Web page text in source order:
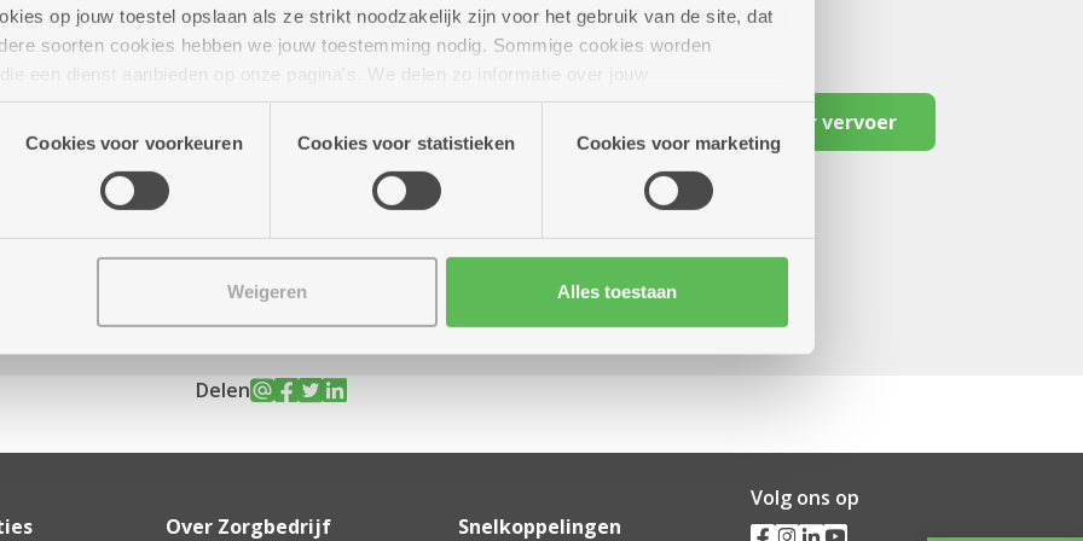
op jouw toestel opslaan als ze strikt noodzakelijk zijn voor het gebruik van de site, dat
soorten cookies hebben we jouw toestemming nodig. Sommige cookies worden
een dienst aanbieden op onze pagina's. We delen zo informatie over jouw
onze site voor social media, advertenties en analyse. Deze partners kunnen deze gegevens
die je aan hen verstrekte.
Cookies voor voorkeuren Cookies voor statistieken Cookies voor marketing
Weigeren Alles toestaan
Reserveer vervoer
Delen
Over Zorgbedrijf
Snelkoppelingen
Volg ons op